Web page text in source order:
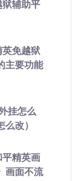
辅助平
免越狱
主要功能
挂怎么
改）
精英画
画面不流